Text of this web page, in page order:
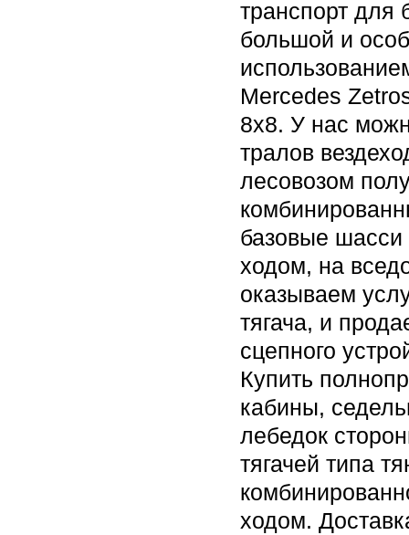
транспорт для
большой и
Mercedes
8x8. У нас
тралов
лесовозом
базовые шасси
ходом, на
оказываем
тягача, и
сцепного
Купить
кабины,
лебедок
тягачей типа
ходом.